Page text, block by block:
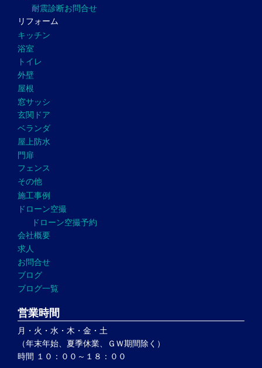
耐震診断お問合せ
リフォーム
キッチン
浴室
トイレ
外壁
屋根
窓サッシ
玄関ドア
ベランダ
屋上防水
門扉
フェンス
その他
施工事例
ドローン空撮
ドローン空撮予約
会社概要
求人
お問合せ
ブログ
ブログ一覧
営業時間
月・火・水・木・金・土
（年末年始、夏季休業、ＧＷ期間除く）
時間 １０：００～１８：００